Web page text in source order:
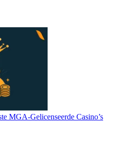
MGA-Gelicenseerde Casino’s